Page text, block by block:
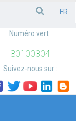
FR
Numéro vert :
80100304
Suivez-nous sur :